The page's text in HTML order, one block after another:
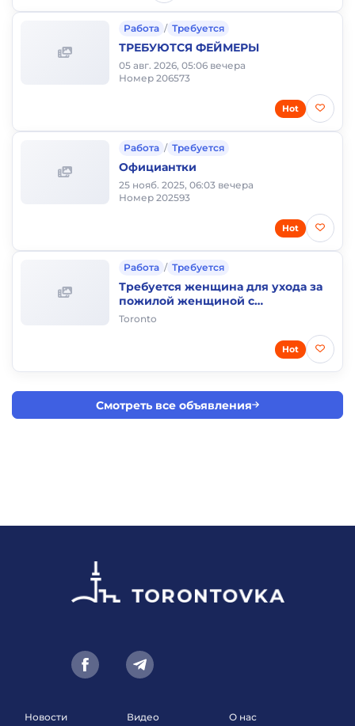
Работа / Требуется
ТРЕБУЮТСЯ ФЕЙМЕРЫ
05 авг. 2026, 05:06 вечера
Номер 206573
Hot
Работа / Требуется
Официантки
25 нояб. 2025, 06:03 вечера
Номер 202593
Hot
Работа / Требуется
Требуется женщина для ухода за
пожилой женщиной с
проживанием
Toronto
Hot
Смотреть все объявления
Новости Видео О нас